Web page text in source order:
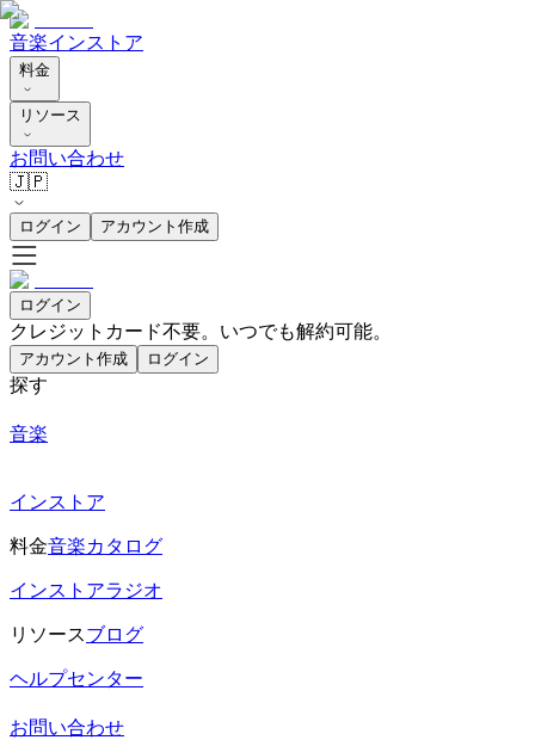
音楽インストア
料金
リソース
お問い合わせ
🇯🇵
ログイン アカウント作成
ログイン
クレジットカード不要。いつでも解約可能。
アカウント作成 ログイン
探す
音楽
インストア
料金音楽カタログ
インストアラジオ
リソースブログ
ヘルプセンター
お問い合わせ